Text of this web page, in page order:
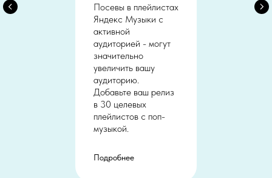
Посевы в плейлистах
Яндекс Музыки с
активной
аудиторией - могут
значительно
увеличить вашу
аудиторию.
Добавьте ваш релиз
в 30 целевых
плейлистов с поп-
музыкой.
Подробнее